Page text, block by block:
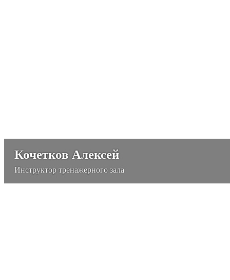
Кочетков Алексей
Инструктор тренажерного зала